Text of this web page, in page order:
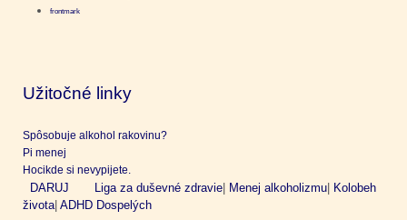
frontmark
Užitočné linky
Spôsobuje alkohol rakovinu?
Pi menej
Hocikde si nevypijete.
DARUJ Liga za duševné zdravie Menej alkoholizmu Kolobeh
života| ADHD Dospelých